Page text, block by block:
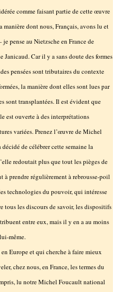
comme faisant partie de cette œuvre
manière dont nous, Français, avons lu et
pense au Nietzsche en France de
Janicaud. Car il y a sans doute des formes
pensées sont tributaires du contexte
la manière dont elles sont lues par
sont transplantées. Il est évident que
est ouverte à des interprétations
variées. Prenez l’œuvre de Michel
de célébrer cette semaine la
redoutait plus que tout les pièges de
prendre régulièrement à rebrousse-poil
technologies du pouvoir, qui intéresse
les discours de savoir, les dispositifs
entre eux, mais il y en a au moins
même.
Europe et qui cherche à faire mieux
chez nous, en France, les termes du
lu notre Michel Foucault national